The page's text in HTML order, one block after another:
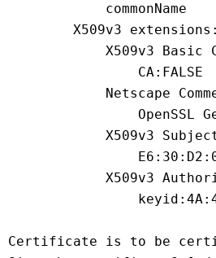
commonName
X509v3 extensions:
X509v3 Basic
CA:FALSE
Netscape
OpenSSL
X509v3 Subject
X509v3 Authority
Certificate is to be